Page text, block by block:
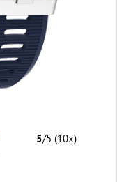
5/5 (10x)